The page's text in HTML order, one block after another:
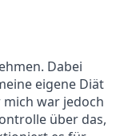
Dabei
eigene Diät
war jedoch
über das,